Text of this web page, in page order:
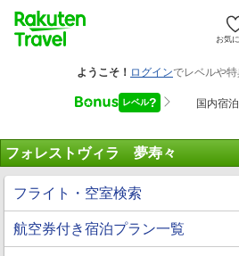
お気
フォレストヴィラ 夢寿々
フライト・空室検索
航空券付き宿泊プラン一覧